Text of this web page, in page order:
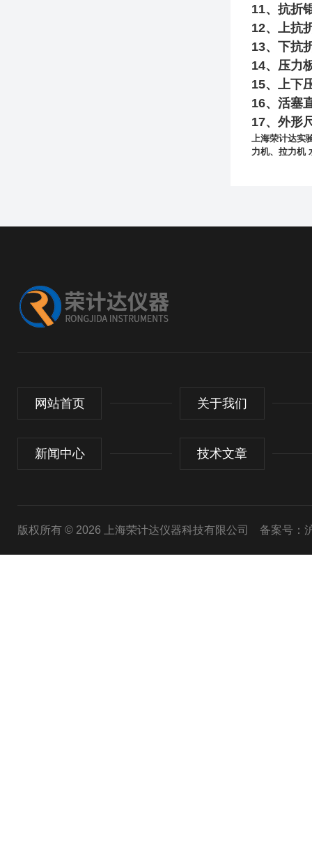
11、抗折
12、上抗
13、下抗
14、压力
15、上下
16、活塞
17、外形
上海荣计达实
力机、拉力机
网站首页 关于我们
新闻中心 技术文章
版权所有 © 2026 上海荣计达仪器科技有限公司 备案号：